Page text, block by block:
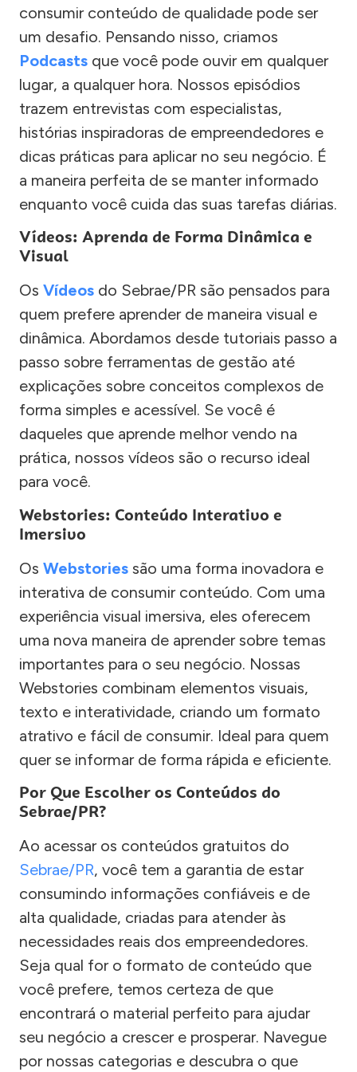
consumir conteúdo de qualidade pode ser
um desafio. Pensando nisso, criamos
Podcasts que você pode ouvir em qualquer
lugar, a qualquer hora. Nossos episódios
trazem entrevistas com especialistas,
histórias inspiradoras de empreendedores e
dicas práticas para aplicar no seu negócio. É
a maneira perfeita de se manter informado
enquanto você cuida das suas tarefas diárias.
Vídeos: Aprenda de Forma Dinâmica e
Visual
Os Vídeos do Sebrae/PR são pensados para
quem prefere aprender de maneira visual e
dinâmica. Abordamos desde tutoriais passo a
passo sobre ferramentas de gestão até
explicações sobre conceitos complexos de
forma simples e acessível. Se você é
daqueles que aprende melhor vendo na
prática, nossos vídeos são o recurso ideal
para você.
Webstories: Conteúdo Interativo e
Imersivo
Os Webstories são uma forma inovadora e
interativa de consumir conteúdo. Com uma
experiência visual imersiva, eles oferecem
uma nova maneira de aprender sobre temas
importantes para o seu negócio. Nossas
Webstories combinam elementos visuais,
texto e interatividade, criando um formato
atrativo e fácil de consumir. Ideal para quem
quer se informar de forma rápida e eficiente.
Por Que Escolher os Conteúdos do
Sebrae/PR?
Ao acessar os conteúdos gratuitos do
Sebrae/PR, você tem a garantia de estar
consumindo informações confiáveis e de
alta qualidade, criadas para atender às
necessidades reais dos empreendedores.
Seja qual for o formato de conteúdo que
você prefere, temos certeza de que
encontrará o material perfeito para ajudar
seu negócio a crescer e prosperar. Navegue
por nossas categorias e descubra o que